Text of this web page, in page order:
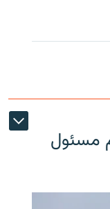
مسئول